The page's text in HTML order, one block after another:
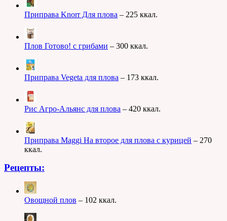
Приправа Knorr Для плова – 225 ккал.
Плов Готово! с грибами – 300 ккал.
Приправа Vegeta для плова – 173 ккал.
Рис Агро-Альянс для плова – 420 ккал.
Приправа Maggi На второе для плова с курицей – 270
ккал.
Рецепты:
Овощной плов – 102 ккал.